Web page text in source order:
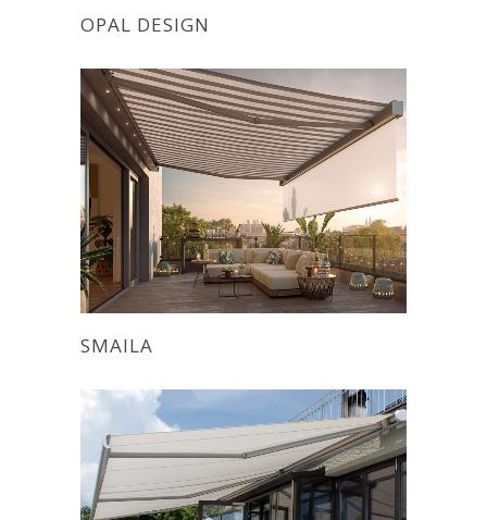
OPAL DESIGN
SMAILA